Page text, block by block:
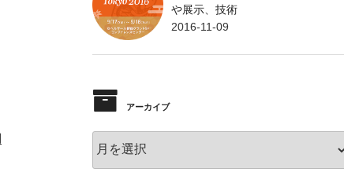
や展示 、技術
2016-11-09
アーカイブ
ー